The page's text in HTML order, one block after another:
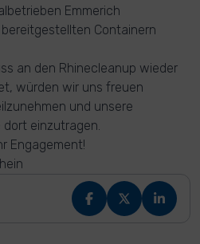
Emmerich
Containern
an den Rhinecleanup wieder
würden wir uns freuen
und unsere
dort einzutragen.
Engagement!